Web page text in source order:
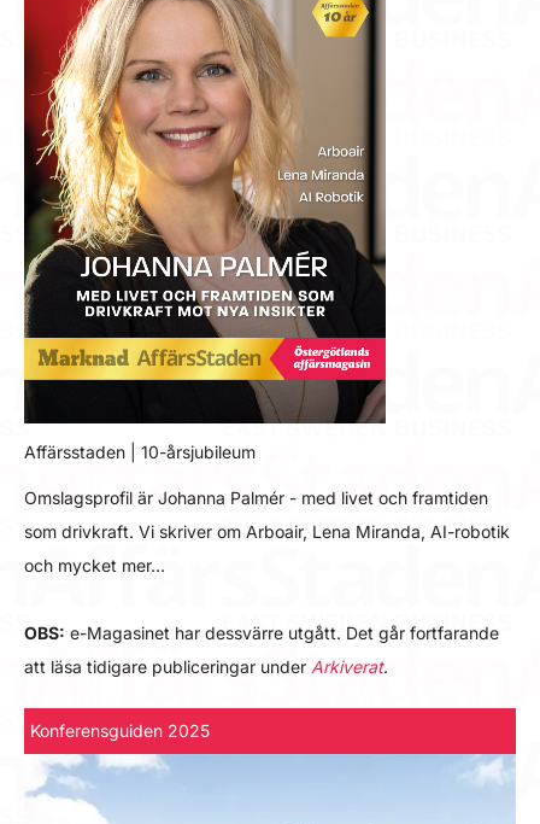
Affärsstaden | 10-årsjubileum
Omslagsprofil är Johanna Palmér - med livet och framtiden
som drivkraft. Vi skriver om Arboair, Lena Miranda, AI-robotik
och mycket mer…
OBS: e-Magasinet har dessvärre utgått. Det går fortfarande
att läsa tidigare publiceringar under Arkiverat.
Konferensguiden 2025